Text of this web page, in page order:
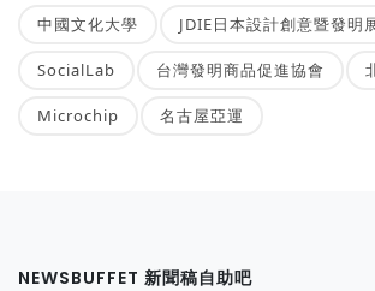
中國文化大學 JDIE日本設計創意暨發明
SocialLab 台灣發明商品促進協會
Microchip 名古屋亞運
NEWSBUFFET 新聞稿自助吧